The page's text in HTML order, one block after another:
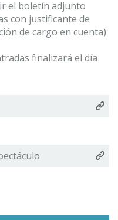
el boletín adjunto
con justificante de
de cargo en cuenta)
finalizará el día